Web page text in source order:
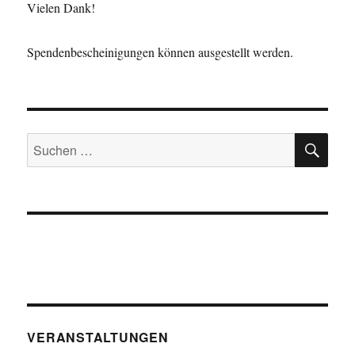
Vielen Dank!
Spendenbescheinigungen können ausgestellt werden.
Suche
nach:
VERANSTALTUNGEN